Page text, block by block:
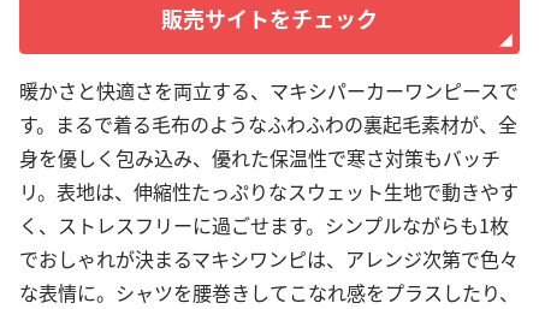
販売サイトをチェック
暖かさと快適さを両立する、マキシパーカーワンピースで
す。まるで着る毛布のようなふわふわの裏起毛素材が、全
身を優しく包み込み、優れた保温性で寒さ対策もバッチ
リ。表地は、伸縮性たっぷりなスウェット生地で動きやす
く、ストレスフリーに過ごせます。シンプルながらも1枚
でおしゃれが決まるマキシワンピは、アレンジ次第で色々
な表情に。シャツを腰巻きしてこなれ感をプラスしたり、